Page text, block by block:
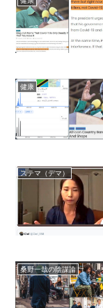
健康
ステマ（デマ）
桑野一哉の陰謀論